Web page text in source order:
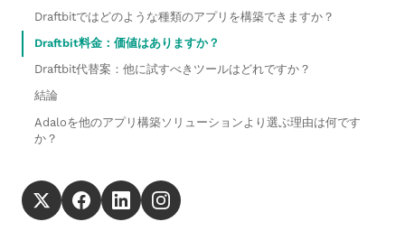
Draftbitではどのような種類のアプリを構築できますか？
Draftbit料金：価値はありますか？
Draftbit代替案：他に試すべきツールはどれですか？
結論
Adaloを他のアプリ構築ソリューションより選ぶ理由は何です
か？